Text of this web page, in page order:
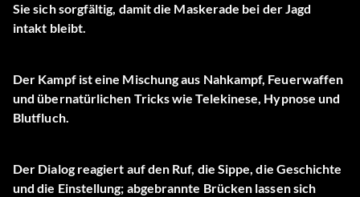
Sie sich sorgfältig, damit die Maskerade bei der Jagd
intakt bleibt.
Der Kampf ist eine Mischung aus Nahkampf, Feuerwaffen
und übernatürlichen Tricks wie Telekinese, Hypnose und
Blutfluch.
Der Dialog reagiert auf den Ruf, die Sippe, die Geschichte
und die Einstellung; abgebrannte Brücken lassen sich